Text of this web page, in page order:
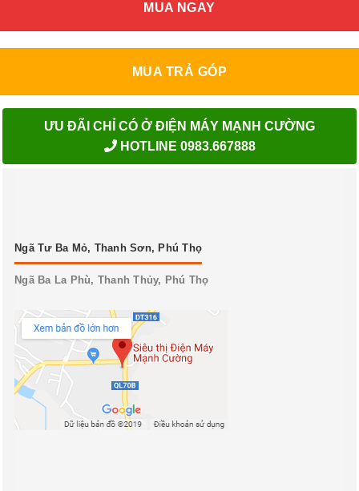
MUA NGAY
MUA TRẢ GÓP
ƯU ĐÃI CHỈ CÓ Ở ĐIỆN MÁY MẠNH CƯỜNG
HOTLINE 0983.667888
Ngã Tư Ba Mỏ, Thanh Sơn, Phú Thọ
Ngã Ba La Phù, Thanh Thủy, Phú Thọ